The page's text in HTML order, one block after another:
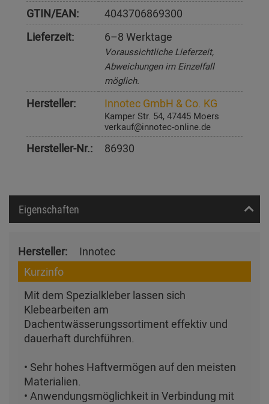
GTIN/EAN:
4043706869300
Lieferzeit:
6–8 Werktage
Voraussichtliche Lieferzeit,
Abweichungen im Einzelfall
möglich.
Hersteller: Innotec GmbH & Co. KG
Kamper Str. 54, 47445 Moers
verkauf@innotec-online.de
Hersteller-Nr.: 86930
Eigenschaften
Hersteller:
Innotec
Kurzinfo
Mit dem Spezialkleber lassen sich
Klebearbeiten am
Dachentwässerungssortiment effektiv und
dauerhaft durchführen.
• Sehr hohes Haftvermögen auf den meisten
Materialien.
• Anwendungsmöglichkeit in Verbindung mit